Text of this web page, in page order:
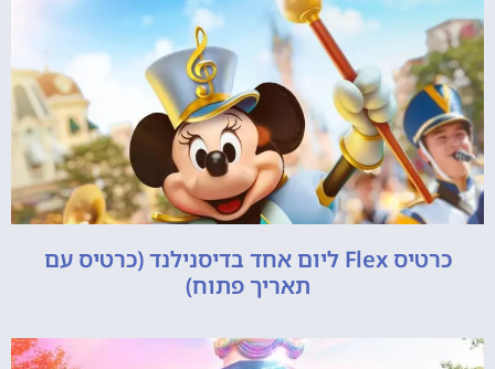
כרטיס Flex ליום אחד בדיסנילנד (כרטיס עם
תאריך פתוח)